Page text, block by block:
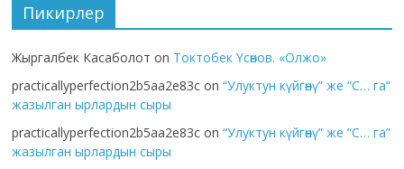
Пикирлер
Жыргалбек Касаболот on Токтобек Үсөнов. «Олжо»
practicallyperfection2b5aa2e83c on“Улуктун күйгөнү” же “С… га”
жазылган ырлардын сыры
practicallyperfection2b5aa2e83c on“Улуктун күйгөнү” же “С… га”
жазылган ырлардын сыры